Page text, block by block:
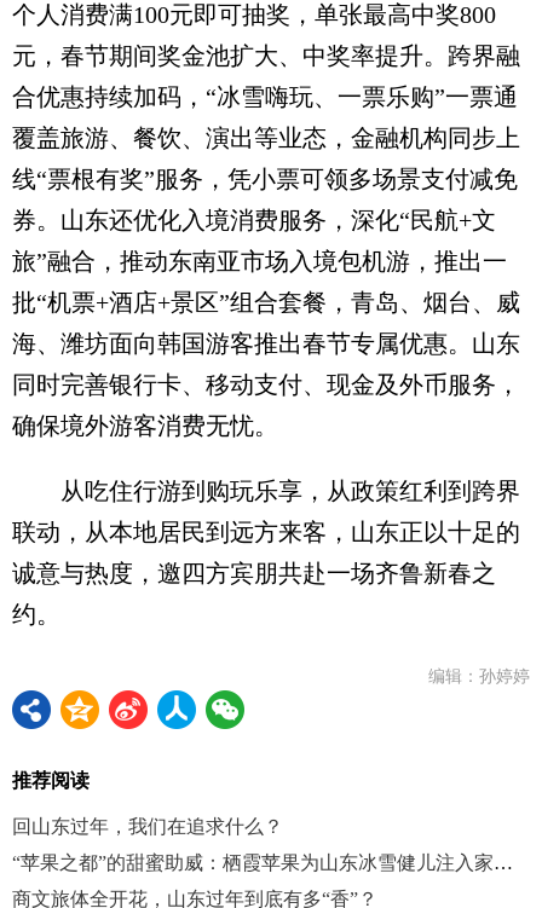
个人消费满100元即可抽奖，单张最高中奖800
元，春节期间奖金池扩大、中奖率提升。跨界融
合优惠持续加码，“冰雪嗨玩、一票乐购”一票通
覆盖旅游、餐饮、演出等业态，金融机构同步上
线“票根有奖”服务，凭小票可领多场景支付减免
券。山东还优化入境消费服务，深化“民航+文
旅”融合，推动东南亚市场入境包机游，推出一
批“机票+酒店+景区”组合套餐，青岛、烟台、威
海、潍坊面向韩国游客推出春节专属优惠。山东
同时完善银行卡、移动支付、现金及外币服务，
确保境外游客消费无忧。
从吃住行游到购玩乐享，从政策红利到跨界
联动，从本地居民到远方来客，山东正以十足的
诚意与热度，邀四方宾朋共赴一场齐鲁新春之
约。
编辑：孙婷婷
推荐阅读
回山东过年，我们在追求什么？
“苹果之都”的甜蜜助威：栖霞苹果为山东冰雪健儿注入家乡力量
商文旅体全开花，山东过年到底有多“香”？